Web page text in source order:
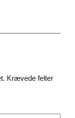
Krævede felter